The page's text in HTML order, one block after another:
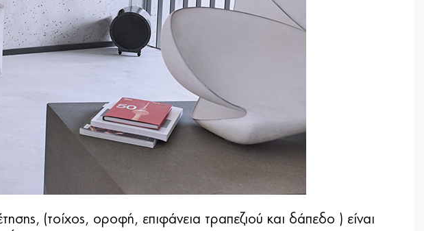
(τοίχος, οροφή, επιφάνεια τραπεζιού και δάπεδο ) είναι